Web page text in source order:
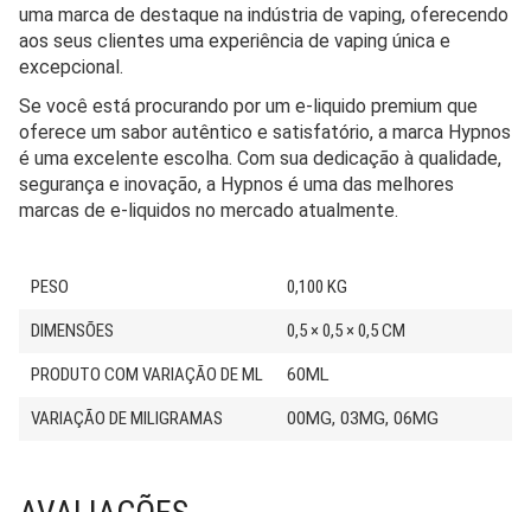
uma marca de destaque na indústria de vaping, oferecendo
aos seus clientes uma experiência de vaping única e
excepcional.
Se você está procurando por um e-liquido premium que
oferece um sabor autêntico e satisfatório, a marca Hypnos
é uma excelente escolha. Com sua dedicação à qualidade,
segurança e inovação, a Hypnos é uma das melhores
marcas de e-liquidos no mercado atualmente.
PESO 0,100 KG
DIMENSÕES 0,5 × 0,5 × 0,5 CM
PRODUTO COM VARIAÇÃO DE ML 60ML
VARIAÇÃO DE MILIGRAMAS 00MG, 03MG, 06MG